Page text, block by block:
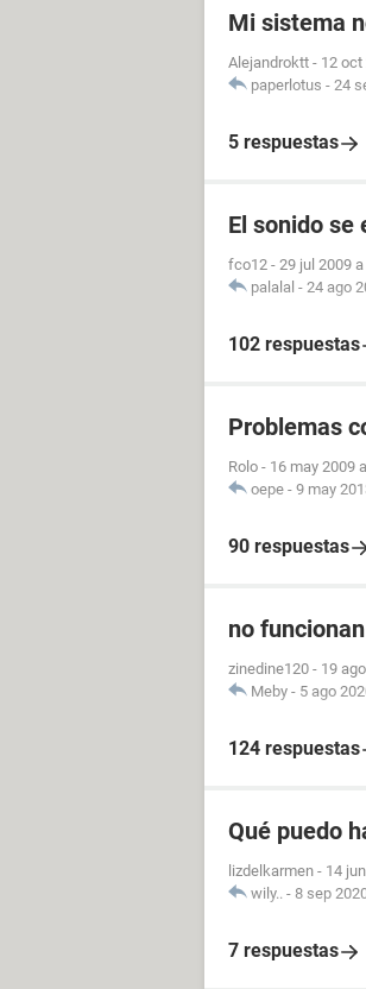
Mi sistema
Alejandroktt - 12 oct
paperlotus - 24
5 respuestas
El sonido se
fco12 - 29 jul 2009
palalal - 24 ago
102 respuestas
Problemas
Rolo - 16 may 2009
oepe - 9 may
90 respuestas
no
zinedine120 - 19
Meby - 5 ago
124 respuestas
Qué puedo
lizdelkarmen - 14
wily.. - 8 sep
7 respuestas